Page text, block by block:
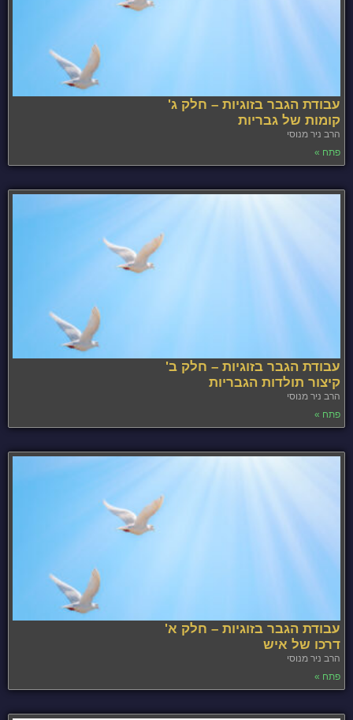
עבודת הגבר בזוגיות – חלק ג'
קומות של גבריות
הרב ניר מנוסי
פתח »
עבודת הגבר בזוגיות – חלק ב'
קיצור תולדות הגבריות
הרב ניר מנוסי
פתח »
עבודת הגבר בזוגיות – חלק א'
דרכו של איש
הרב ניר מנוסי
פתח »